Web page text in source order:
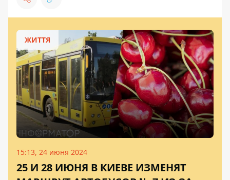
ЖИТТЯ
15:13, 24 июня 2024
25 И 28 ИЮНЯ В КИЕВЕ ИЗМЕНЯТ